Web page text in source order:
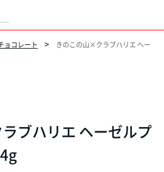
ョコレート
きのこの山×クラブハリエ ヘー
ブハリエ ヘーゼルプ